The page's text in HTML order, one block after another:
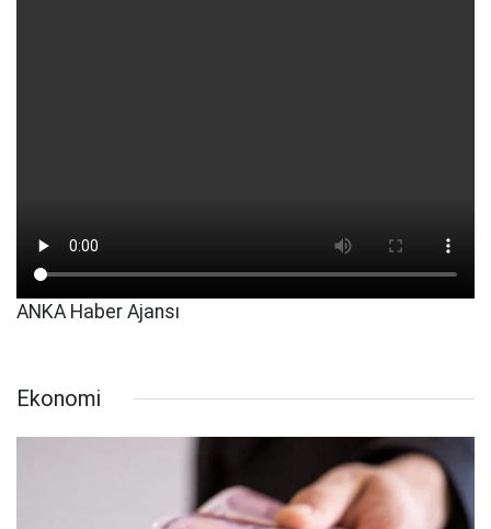
ANKA Haber Ajansı
Ekonomi